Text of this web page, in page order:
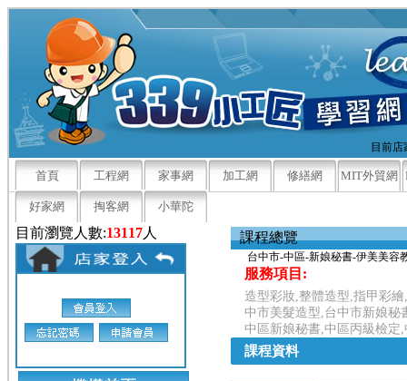
目前
首頁 工程網 家事網 加工網 修繕網 MIT外貿網
好家網 掏客網 小華陀
目前瀏覽人數:13117人 課程總覽
台中市-中區-新娘秘書-伊美美容
服務項目:
造型彩妝,整體造型,指甲彩
中市美髮造型,台中市新娘
中區新娘秘書,中區丙級檢定
課程資料